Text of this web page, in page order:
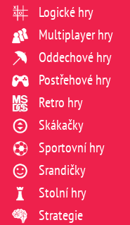
Logické hry
Multiplayer hry
Oddechové hry
Postřehové hry
Retro hry
Skákačky
Sportovní hry
Srandičky
Stolní hry
Strategie